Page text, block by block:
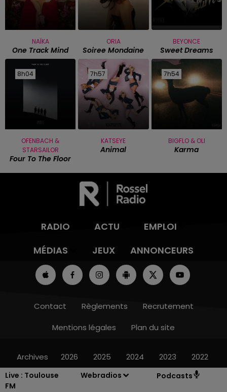
Live : Toulouse
FM
Webradios Podcasts
NAÏKA
One Track Mind
ORIA
Soiree Mondaine
BEYONCE
Sweet Dreams
8h04
8h04
OFENBACH &
STARSAILOR
Four To The Floor
7h57
7h57
KATSEYE
Animal
7h54
7h54
BIGFLO & OLI
Karma
RADIO ACTU
EMPLOI
MÉDIAS
JEUX ANNONCEURS
Contact Règlements
Recrutement
Mentions légales
Plan du site
Archives 2026 2025 2024 2023 2022